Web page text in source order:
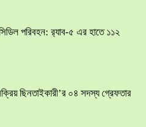
পরিবহন: র‍্যাব-৫ এর হাতে ১১২
ছিনতাইকারী’র ০৪ সদস্য গ্রেফতার